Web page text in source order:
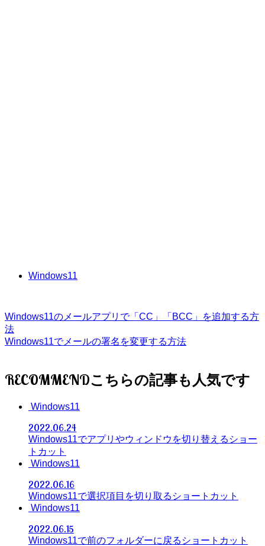
Windows11
Windows11のメールアプリで「CC」「BCC」を追加する方
法
Windows11でメールの署名を変更する方法
RECOMMEND
Windows11
2022.06.24
Windows11でアプリやウィンドウを切り替えるショー
トカット
Windows11
2022.06.16
Windows11で選択項目を切り取るショートカット
Windows11
2022.06.15
Windows11で前のフォルダーに戻るショートカット